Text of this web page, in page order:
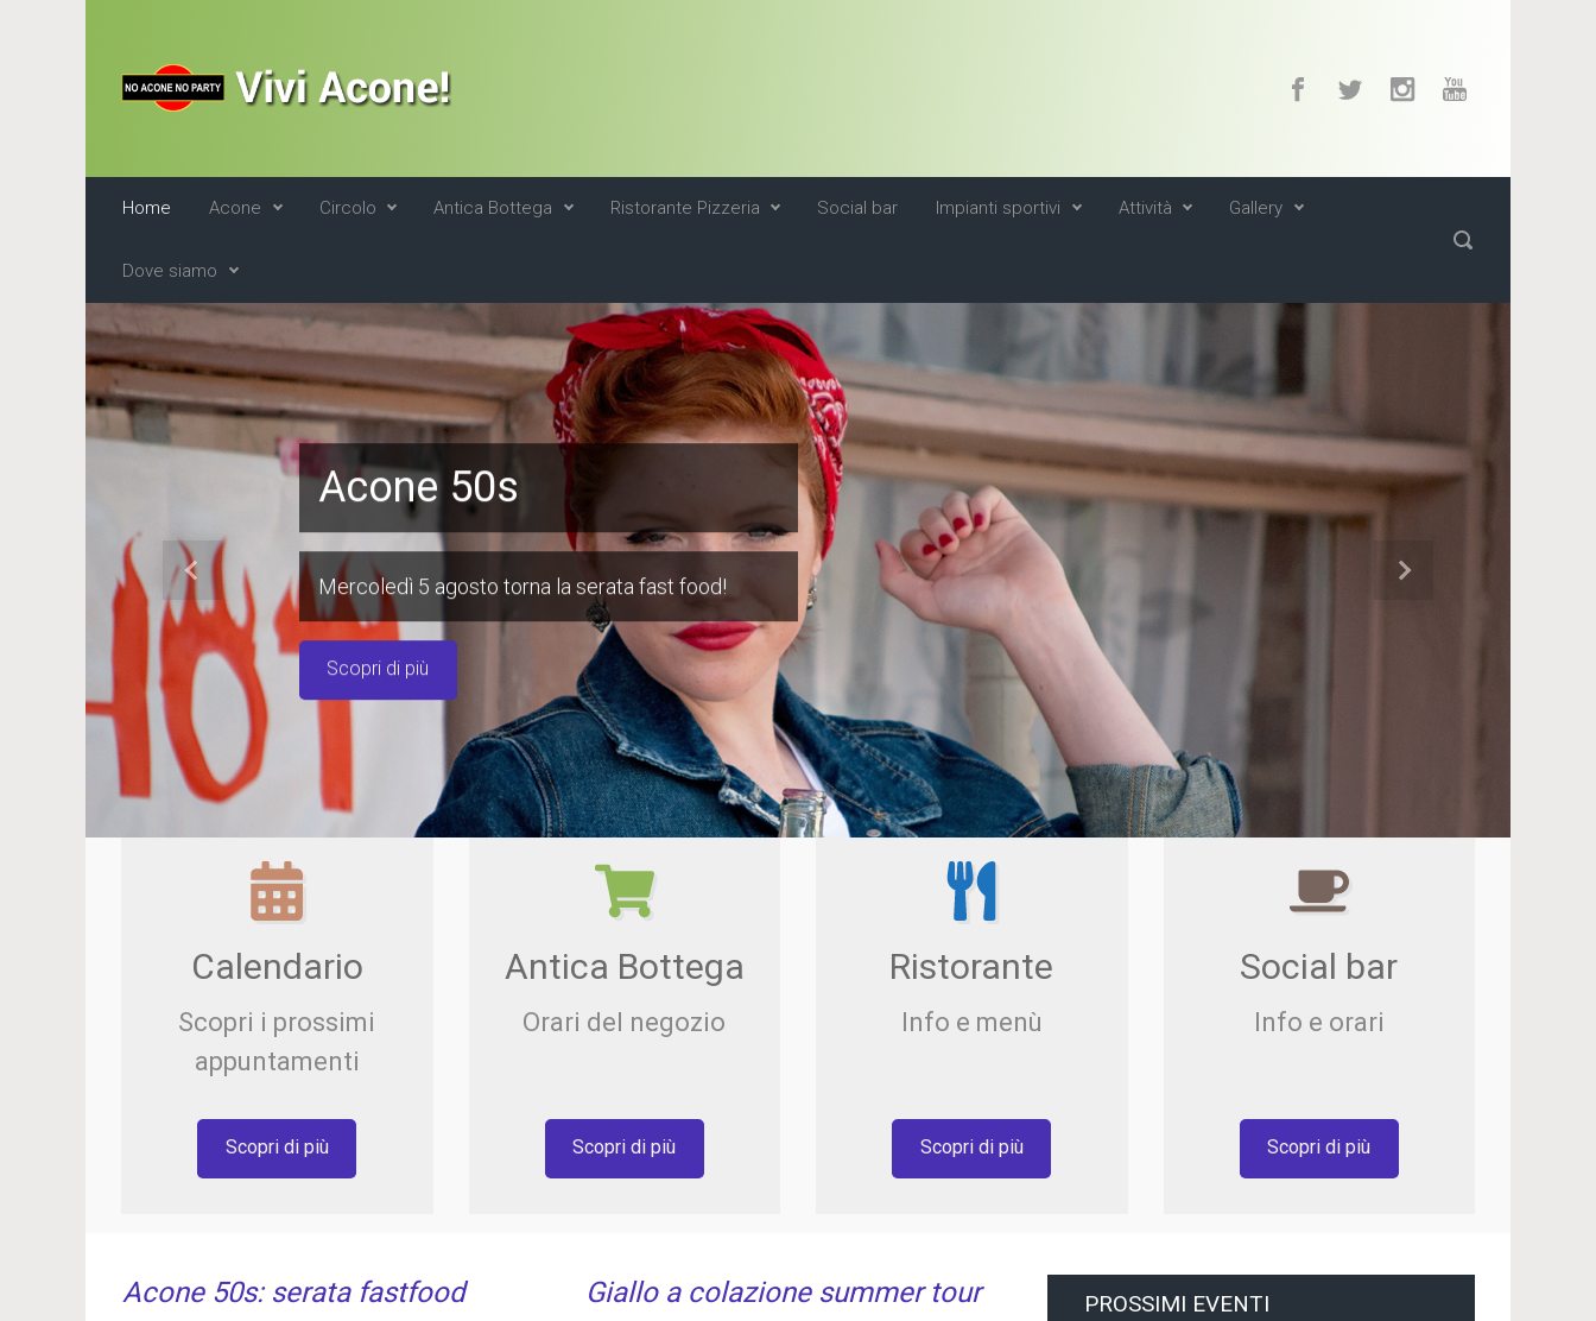
Home Acone Circolo Antica Bottega Ristorante Pizzeria Social bar Impianti sportivi Attività Gallery
Dove siamo
Acone 50s
Mercoledì 5 agosto torna la serata fast food!
Scopri di più
Precedente Successivo
Calendario
Scopri i prossimi
appuntamenti
Scopri di più
Antica Bottega
Orari del negozio
Scopri di più
Ristorante
Info e menù
Scopri di più
Social bar
Info e orari
Scopri di più
Acone 50s: serata fastfood Giallo a colazione summer tour PROSSIMI EVENTI